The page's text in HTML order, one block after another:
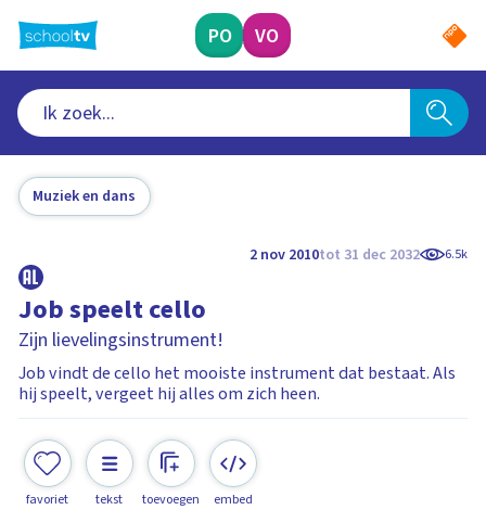
naar
hoofdinhoud
PO VO
Muziek en dans
2 nov 2010tot 31 dec 2032 6.5k
Job speelt cello
Zijn lievelingsinstrument!
Job vindt de cello het mooiste instrument dat bestaat. Als
hij speelt, vergeet hij alles om zich heen.
favoriet tekst toevoegen embed